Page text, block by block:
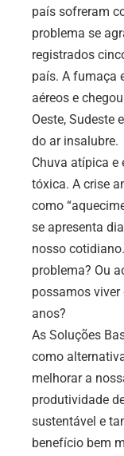
país sofreram
problema se
registrados
país. A fumaça
aéreos e
Oeste, Sudeste
do ar insalubre.
Chuva atípica e
tóxica. A crise
como
se apresenta
nosso
problema? Ou
possamos
anos?
As Soluções
como
melhorar a
produtividade
sustentável e
benefício bem